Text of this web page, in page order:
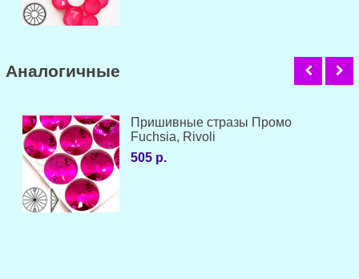
Аналогичные
Пришивные стразы Промо
Fuchsia, Rivoli
505 р.